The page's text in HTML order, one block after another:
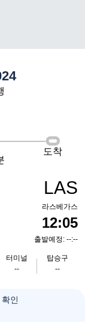
도착
LAS
라스베가스
12:05
출발예정: --:--
터미널
--
탑승구
--
인